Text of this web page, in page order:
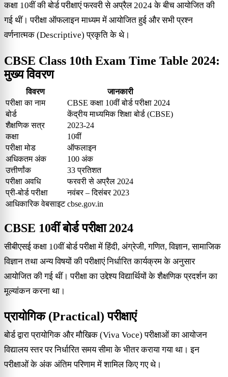
कक्षा 10वीं की बोर्ड परीक्षाएं फरवरी से अप्रैल 2024 के बीच आयोजित की
गई थीं। परीक्षा ऑफलाइन माध्यम में आयोजित हुई और सभी प्रश्न
वर्णनात्मक (Descriptive) प्रकृति के थे।
CBSE Class 10th Exam Time Table 2024:
मुख्य विवरण
विवरण
जानकारी
परीक्षा का नाम
CBSE कक्षा 10वीं बोर्ड परीक्षा 2024
बोर्ड
केंद्रीय माध्यमिक शिक्षा बोर्ड (CBSE)
शैक्षणिक सत्र
2023-24
कक्षा
10वीं
परीक्षा मोड
ऑफलाइन
अधिकतम अंक
100 अंक
उत्तीर्णांक
33 प्रतिशत
परीक्षा अवधि
फरवरी से अप्रैल 2024
प्री-बोर्ड परीक्षा
नवंबर – दिसंबर 2023
आधिकारिक वेबसाइट cbse.gov.in
CBSE 10वीं बोर्ड परीक्षा 2024
सीबीएसई कक्षा 10वीं बोर्ड परीक्षा में हिंदी, अंग्रेजी, गणित, विज्ञान, सामाजिक
विज्ञान तथा अन्य विषयों की परीक्षाएं निर्धारित कार्यक्रम के अनुसार
आयोजित की गई थीं। परीक्षा का उद्देश्य विद्यार्थियों के शैक्षणिक प्रदर्शन का
मूल्यांकन करना था।
प्रायोगिक (Practical) परीक्षाएं
बोर्ड द्वारा प्रायोगिक और मौखिक (Viva Voce) परीक्षाओं का आयोजन
विद्यालय स्तर पर निर्धारित समय सीमा के भीतर कराया गया था। इन
परीक्षाओं के अंक अंतिम परिणाम में शामिल किए गए थे।